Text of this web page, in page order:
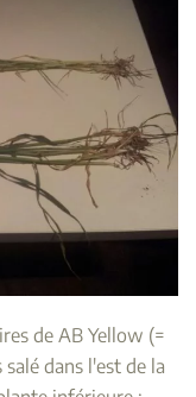
de AB Yellow (=
dans l'est de la